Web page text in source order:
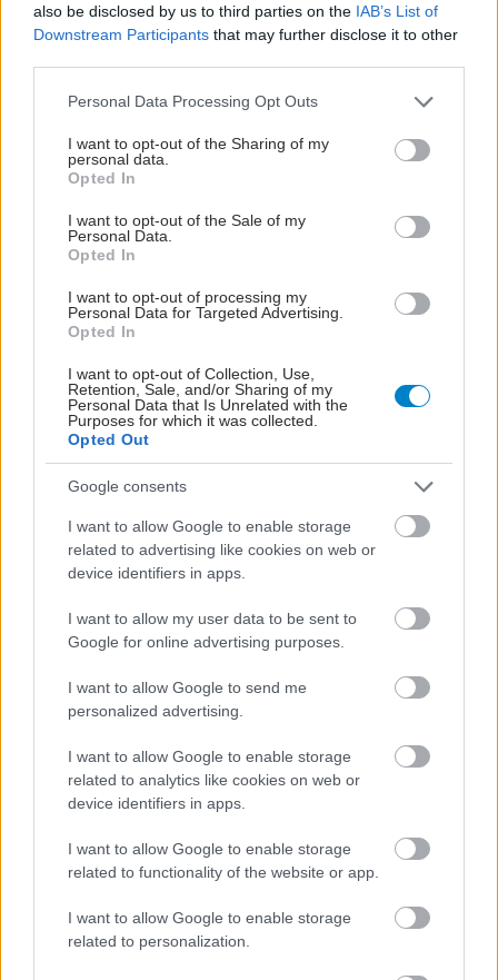
also be disclosed by us to third parties on the IAB’s List of
Downstream Participants that may further disclose it to other
Please note that this website/app uses one or more Google
not limited to your visit or usage behaviour. You may click to
grant or deny consent to Google and its third-party tags to
use your data for below specified purposes in below Google
consent section.
Personal Data Processing Opt Outs
I want to opt-out of the Sharing of my
personal data.
Opted In
I want to opt-out of the Sale of my
Personal Data.
Opted In
I want to opt-out of processing my
Personal Data for Targeted Advertising.
Opted In
I want to opt-out of Collection, Use,
Retention, Sale, and/or Sharing of my
Personal Data that Is Unrelated with the
Purposes for which it was collected.
Opted Out
Google consents
I want to allow Google to enable storage
related to advertising like cookies on web or
device identifiers in apps.
I want to allow my user data to be sent to
Google for online advertising purposes.
I want to allow Google to send me
personalized advertising.
I want to allow Google to enable storage
related to analytics like cookies on web or
device identifiers in apps.
I want to allow Google to enable storage
related to functionality of the website or app.
I want to allow Google to enable storage
related to personalization.
Sideris, Waldo. Observation in the
Electrophysiology Laboratory at University
June 28 – July 10, 2010. S. Sideris Observation in
the Electrophysiology Laboratory of Pr.
Haissaguerre’s Department, CHU of Bordeaux,
Participation in the training course “Watchman™
Left Atrial Appendage Closure Implantation
Course” at Westpfalz Klinikum, Kaiserslautern –
Germany, on June 19, 2013.
ΠΡΟΣΦΑΤΑ ΑΡΘΡΑ ΣΥΝΕΡΓΑΤΗ
Τετάρτη, 21 Μαρτίου 2018
Λοιμώξεις καρδιακών
ηλεκτρονικών
θεραπεία
Προσθέστε το iatronet.gr στο Discover